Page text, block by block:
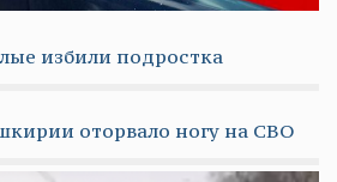
избили подростка
оторвало ногу на СВО